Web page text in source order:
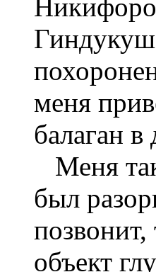
меня
балаган в
Меня
был
объект